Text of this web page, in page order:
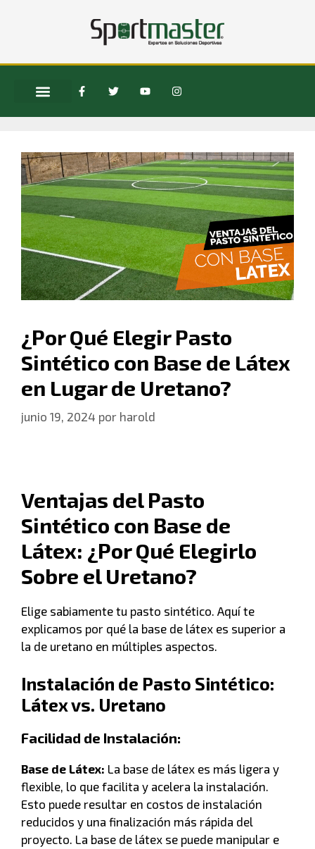
¿Por Qué Elegir Pasto
Sintético con Base de Látex
en Lugar de Uretano?
junio 19, 2024 por harold
Ventajas del Pasto
Sintético con Base de
Látex: ¿Por Qué Elegirlo
Sobre el Uretano?
Elige sabiamente tu pasto sintético. Aquí te
explicamos por qué la base de látex es superior a
la de uretano en múltiples aspectos.
Instalación de Pasto Sintético:
Látex vs. Uretano
Facilidad de Instalación:
Base de Látex: La base de látex es más ligera y
flexible, lo que facilita y acelera la instalación.
Esto puede resultar en costos de instalación
reducidos y una finalización más rápida del
proyecto. La base de látex se puede manipular e